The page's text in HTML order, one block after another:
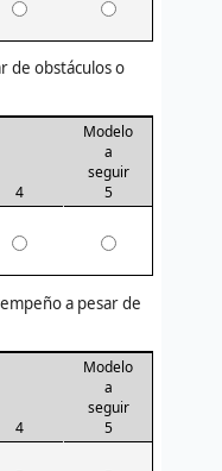
de obstáculos o
4
Modelo
a
seguir
5
a pesar de
4
Modelo
a
seguir
5